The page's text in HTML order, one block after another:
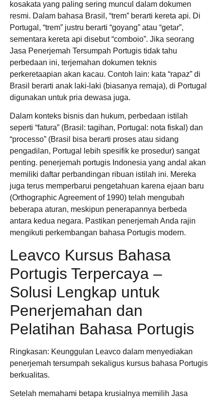
kosakata yang paling sering muncul dalam dokumen
resmi. Dalam bahasa Brasil, “trem” berarti kereta api. Di
Portugal, “trem” justru berarti “goyang” atau “getar”,
sementara kereta api disebut “comboio”. Jika seorang
Jasa Penerjemah Tersumpah Portugis tidak tahu
perbedaan ini, terjemahan dokumen teknis
perkeretaapian akan kacau. Contoh lain: kata “rapaz” di
Brasil berarti anak laki-laki (biasanya remaja), di Portugal
digunakan untuk pria dewasa juga.
Dalam konteks bisnis dan hukum, perbedaan istilah
seperti “fatura” (Brasil: tagihan, Portugal: nota fiskal) dan
“processo” (Brasil bisa berarti proses atau sidang
pengadilan, Portugal lebih spesifik ke prosedur) sangat
penting. penerjemah portugis Indonesia yang andal akan
memiliki daftar perbandingan ribuan istilah ini. Mereka
juga terus memperbarui pengetahuan karena ejaan baru
(Orthographic Agreement of 1990) telah mengubah
beberapa aturan, meskipun penerapannya berbeda
antara kedua negara. Pastikan penerjemah Anda rajin
mengikuti perkembangan bahasa Portugis modern.
Leavco Kursus Bahasa
Portugis Terpercaya –
Solusi Lengkap untuk
Penerjemahan dan
Pelatihan Bahasa Portugis
Ringkasan: Keunggulan Leavco dalam menyediakan
penerjemah tersumpah sekaligus kursus bahasa Portugis
berkualitas.
Setelah memahami betapa krusialnya memilih Jasa